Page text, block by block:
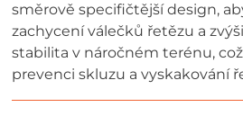
směrově specifičtější design,
zachycení válečků řetězu a
stabilita v náročném terénu,
prevenci skluzu a vyskakování